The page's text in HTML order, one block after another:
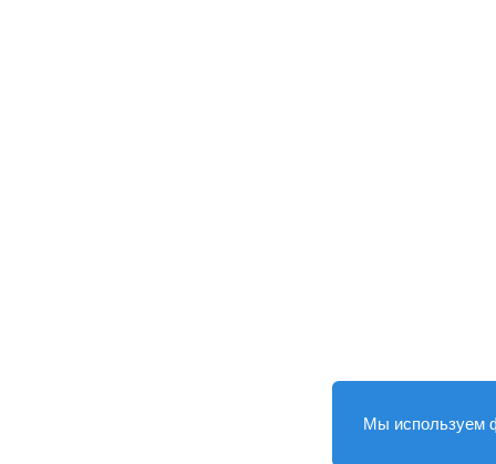
Мы используем